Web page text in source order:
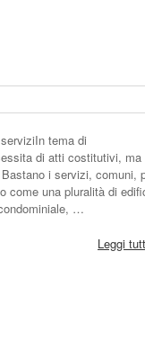
tema di
di atti costitutivi, ma
i servizi, comuni,
come una pluralità di
…
Leggi